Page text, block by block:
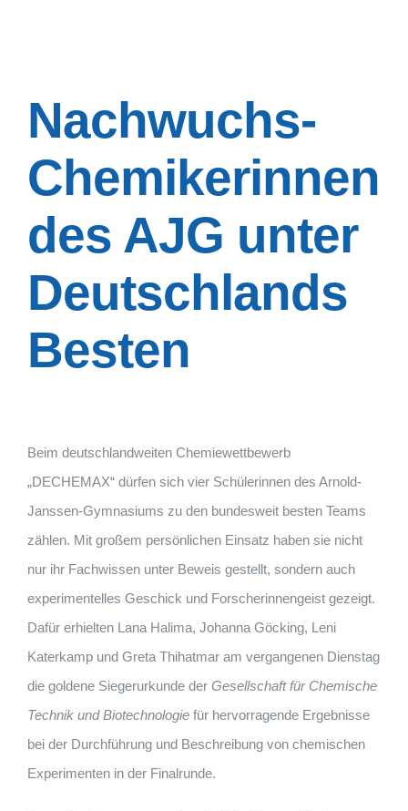
Nachwuchs-
Chemikerinnen
des AJG unter
Deutschlands
Besten
Beim deutschlandweiten Chemiewettbewerb
„DECHEMAX“ dürfen sich vier Schülerinnen des Arnold-
Janssen-Gymnasiums zu den bundesweit besten Teams
zählen. Mit großem persönlichen Einsatz haben sie nicht
nur ihr Fachwissen unter Beweis gestellt, sondern auch
experimentelles Geschick und Forscherinnengeist gezeigt.
Dafür erhielten Lana Halima, Johanna Göcking, Leni
Katerkamp und Greta Thihatmar am vergangenen Dienstag
die goldene Siegerurkunde der Gesellschaft für Chemische
Technik und Biotechnologiefür hervorragende Ergebnisse
bei der Durchführung und Beschreibung von chemischen
Experimenten in der Finalrunde.